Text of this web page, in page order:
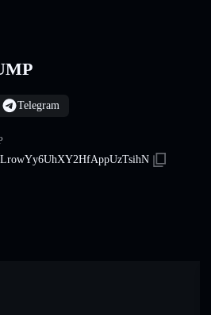
Telegram